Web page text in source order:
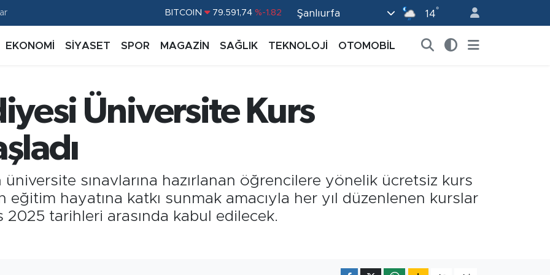
BITCOIN 79.591,74 %-1.82
6862,09000 %0.19
BİST100 14.598,00 %0
Şanlıurfa 14°
EKONOMİ SİYASET SPOR MAGAZİN SAĞLIK TEKNOLOJİ OTOMOBİL
Üniversite Kurs
sınavlarına hazırlanan öğrencilere yönelik ücretsiz kurs
eğitim hayatına katkı sunmak amacıyla her yıl düzenlenen kurslar
tarihleri arasında kabul edilecek.